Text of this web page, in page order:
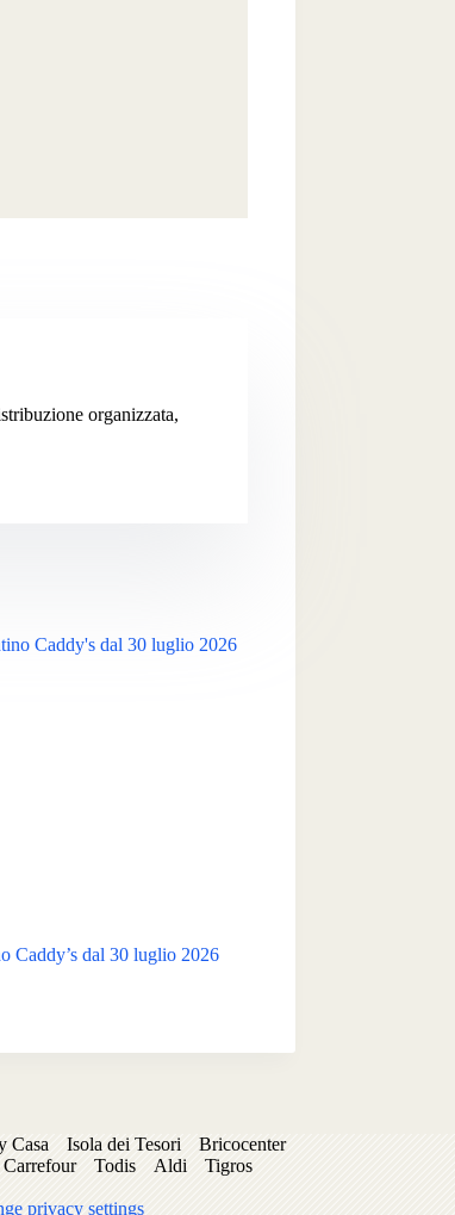
organizzata,
Caddy’s dal 30 luglio 2026
Casa Isola dei Tesori
Bricocenter
Carrefour Todis Aldi
Tigros
privacy settings